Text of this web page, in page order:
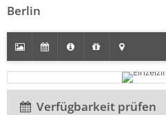
Berlin
Verfügbarkeit prüfen